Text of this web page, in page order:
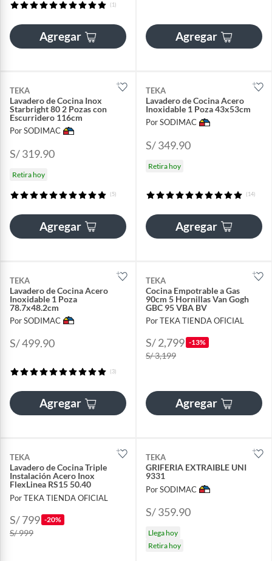
(1)
Agregar Agregar
TEKA
Lavadero de Cocina Inox
Starbright 80 2 Pozas con
Escurridero 116cm
Por SODIMAC
S/ 319.90
Retira hoy
(5)
Agregar
TEKA
Lavadero de Cocina Acero
Inoxidable 1 Poza 43x53cm
Por SODIMAC
S/ 349.90
Retira hoy
(14)
Agregar
TEKA
Lavadero de Cocina Acero
Inoxidable 1 Poza
78.7x48.2cm
Por SODIMAC
S/ 499.90
(3)
Agregar
TEKA
Cocina Empotrable a Gas
90cm 5 Hornillas Van Gogh
GBC 95 VBA BV
Por TEKA TIENDA OFICIAL
S/ 2,799 -13%
S/ 3,199
Agregar
TEKA
Lavadero de Cocina Triple
Instalación Acero Inox
FlexLinea RS15 50.40
Por TEKA TIENDA OFICIAL
S/ 799 -20%
S/ 999
TEKA
GRIFERIA EXTRAIBLE UNI
9331
Por SODIMAC
S/ 359.90
Llega hoy
Retira hoy